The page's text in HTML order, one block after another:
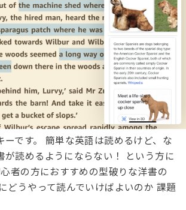
ーです。 簡単な英語は読めるけど、な
が読めるようにならない！ という方に
者の方におすすめの型破りな洋書の
どうやって読んでいけばよいのか 課題